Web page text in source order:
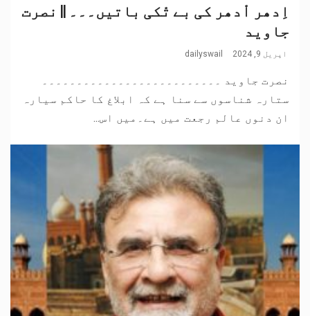
اِدھر اْدھر کی بے تْکی باتیں۔۔۔ || نصرت
جاوید
اپریل 9, 2024 dailyswail
نصرت جاوید ۔۔۔۔۔۔۔۔۔۔۔۔۔۔۔۔۔۔۔۔۔۔۔۔۔۔
ستارہ شناسوں سے سنا ہے کہ ابلاغ کا حاکم سیارہ
ان دنوں عالم رجعت میں ہے۔میں اس...